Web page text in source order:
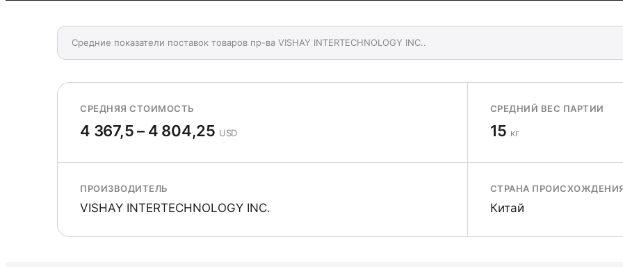
Средние показатели поставок товаров пр-ва VISHAY INTERTECHNOLOGY INC..
СРЕДНЯЯ СТОИМОСТЬ
4 367,5 – 4 804,25 USD
СРЕДНИЙ ВЕС ПАРТИИ
15 кг
ПРОИЗВОДИТЕЛЬ
VISHAY INTERTECHNOLOGY INC.
СТРАНА
Китай